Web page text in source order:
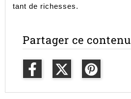
tant de richesses.
Partager ce contenu